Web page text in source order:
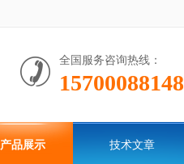
全国服务咨询热线：
15700088148
产品展示 技术文章